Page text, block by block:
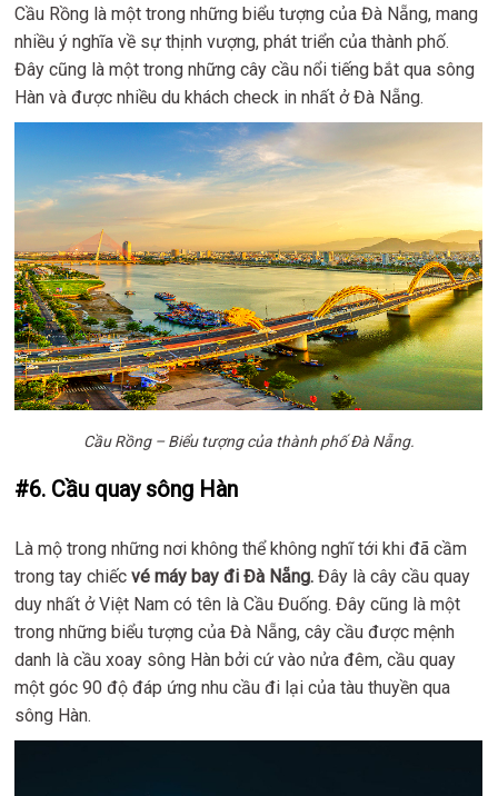
Cầu Rồng là một trong những biểu tượng của Đà Nẵng, mang
nhiều ý nghĩa về sự thịnh vượng, phát triển của thành phố.
Đây cũng là một trong những cây cầu nổi tiếng bắt qua sông
Hàn và được nhiều du khách check in nhất ở Đà Nẵng.
Cầu Rồng – Biểu tượng của thành phố Đà Nẵng.
#6. Cầu quay sông Hàn
Là mộ trong những nơi không thể không nghĩ tới khi đã cầm
trong tay chiếcvé máy bay đi Đà Nẵng. Đây là cây cầu quay
duy nhất ở Việt Nam có tên là Cầu Đuống. Đây cũng là một
trong những biểu tượng của Đà Nẵng, cây cầu được mệnh
danh là cầu xoay sông Hàn bởi cứ vào nửa đêm, cầu quay
một góc 90 độ đáp ứng nhu cầu đi lại của tàu thuyền qua
sông Hàn.